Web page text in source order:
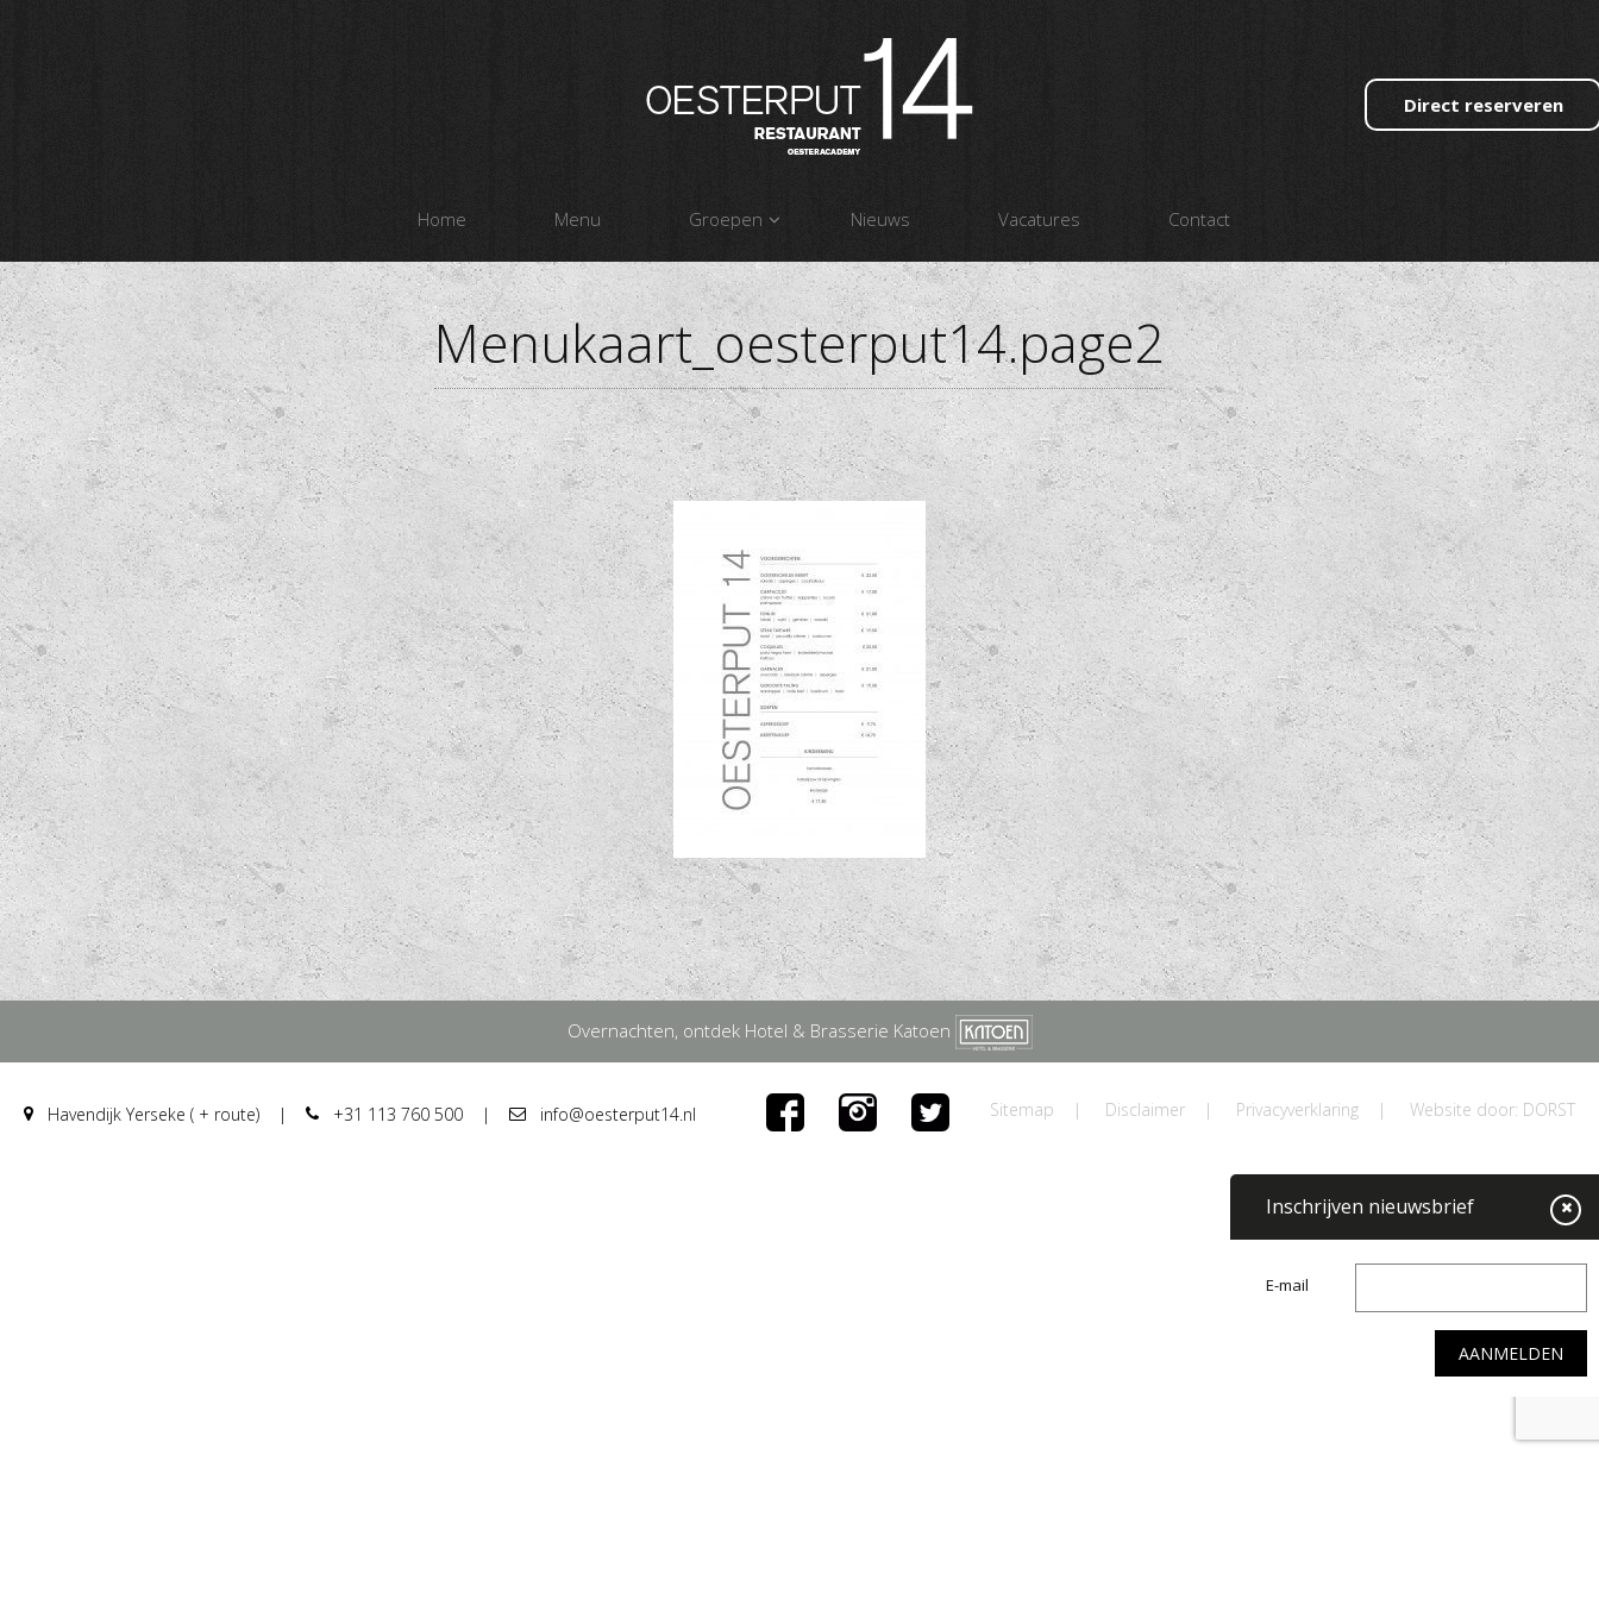
Home Menu Groepen Nieuws Vacatures Contact
Direct reserveren
Menukaart_oesterput14.page2
Overnachten, ontdek Hotel & Brasserie Katoen
Inschrijven nieuwsbrief
E-mail
Havendijk Yerseke ( + route) | +31 113 760 500 | info@oesterput14.nl Sitemap | Disclaimer | Privacyverklaring | Website door: DORST